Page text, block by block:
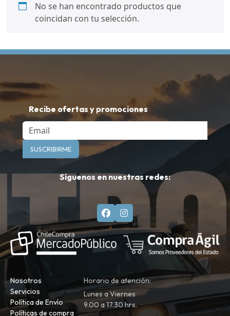
No se han encontrado productos que
coincidan con tu selección.
Recibe ofertas y promociones
Email
SUSCRIBIRME
Síguenos en nuestras redes:
Nosotros
Servicios
Política de Envío
Políticas de compra
Horario de atención:
Lunes a Viernes
9.00 a 17.30 hrs.